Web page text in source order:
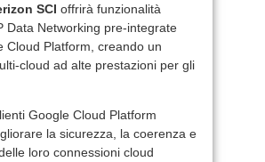
SCI offrirà funzionalità
Data Networking pre-integrate
Cloud Platform, creando un
cloud ad alte prestazioni per gli
Google Cloud Platform
la sicurezza, la coerenza e
loro connessioni cloud